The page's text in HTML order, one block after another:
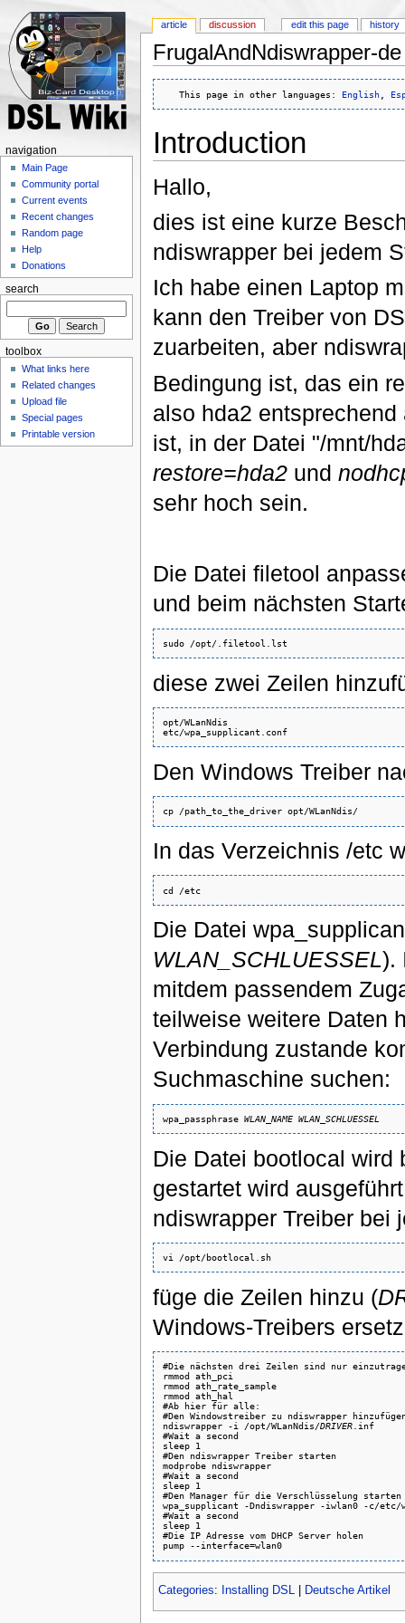
FrugalAndNdiswrapper-de
   This page in other languages:
English,
Introduction
Hallo,
dies ist eine kurze
ndiswrapper bei jedem
Ich habe einen Laptop
kann den Treiber von
zuarbeiten, aber
Bedingung ist, das ein
also hda2
ist, in der Datei "/mnt/
restore=hda2und
sehr hoch sein.
Die Datei filetool
und beim nächsten
diese zwei Zeilen
opt/WLanNdis
etc/wpa_supplicant.conf
Den Windows Treiber
In das Verzeichnis /etc
cd /etc
Die Datei
WLAN_SCHLUESSEL).
mitdem passendem
teilweise weitere Daten
Verbindung zustande
Suchmaschine suchen:
wpa_passphrase WLAN_NAME WLAN_SCHLUESSEL
Die Datei bootlocal wird
gestartet wird
ndiswrapper Treiber bei
vi /opt/bootlocal.sh
füge die Zeilen hinzu (
Windows-Treibers
#Die nächsten drei Zeilen sind nur
rmmod ath_pci
rmmod ath_rate_sample
rmmod ath_hal
#Ab hier für alle:
#Den Windowstreiber zu ndiswrapper
ndiswrapper -i /opt/WLanNdis/DRIVER.inf
#Wait a second
sleep 1
#Den ndiswrapper Treiber starten
modprobe ndiswrapper
#Wait a second
sleep 1
#Den Manager für die Verschlüsselung starten
wpa_supplicant -Dndiswrapper -iwlan0 -c/etc/
#Wait a second
sleep 1
#Die IP Adresse vom DHCP Server holen
pump --interface=wlan0
Categories: Installing DSL| Deutsche Artikel
article discussion edit this page history
navigation
Main Page
Community portal
Current events
Recent changes
Random page
Help
Donations
search
toolbox
What links here
Related changes
Upload file
Special pages
Printable version